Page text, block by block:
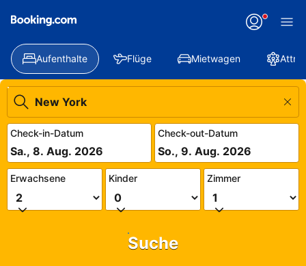
Aufenthalte Flüge Mietwagen
Check-in-Datum
Sa., 8. Aug. 2026
Check-out-Datum
So., 9. Aug. 2026
Erwachsene Kinder Zimmer
Suche